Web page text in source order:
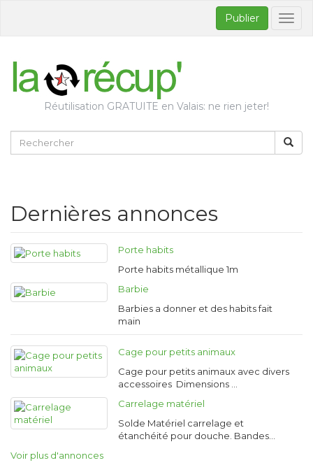
Publier
Réutilisation GRATUITE en Valais: ne rien jeter!
Dernières annonces
Porte habits
Porte habits métallique 1m
Barbie
Barbies a donner et des habits fait
main
Cage pour petits animaux
Cage pour petits animaux avec divers
accessoires Dimensions …
Carrelage matériel
Solde Matériel carrelage et
étanchéité pour douche. Bandes…
Voir plus d'annonces